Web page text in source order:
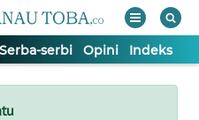
Serba-serbi Opini Indeks